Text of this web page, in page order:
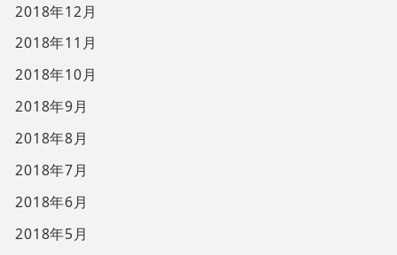
2018年12月
2018年11月
2018年10月
2018年9月
2018年8月
2018年7月
2018年6月
2018年5月